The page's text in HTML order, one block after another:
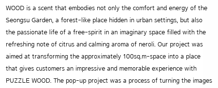
WOOD is a scent that embodies not only the comfort and energy of the
Seongsu Garden, a forest-like place hidden in urban settings, but also
the passionate life of a free-spirit in an imaginary space filled with the
refreshing note of citrus and calming aroma of neroli. Our project was
aimed at transforming the approximately 100sq.m-space into a place
that gives customers an impressive and memorable experience with
PUZZLE WOOD. The pop-up project was a process of turning the images